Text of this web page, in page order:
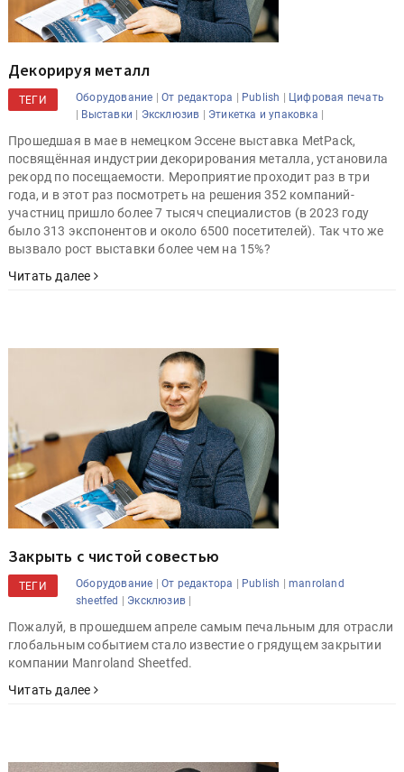
Декорируя металл
ТЕГИ Оборудование |От редактора | Publish | Цифровая печать
| Выставки | Эксклюзив | Этикетка и упаковка |
Прошедшая в мае в немецком Эссене выставка MetPack,
посвящённая индустрии декорирования металла, установила
рекорд по посещаемости. Мероприятие проходит раз в три
года, и в этот раз посмотреть на решения 352 компаний-
участниц пришло более 7 тысяч специалистов (в 2023 году
было 313 экспонентов и около 6500 посетителей). Так что же
вызвало рост выставки более чем на 15%?
Читать далее
Закрыть с чистой совестью
ТЕГИ Оборудование |От редактора | Publish |manroland
sheetfed | Эксклюзив |
Пожалуй, в прошедшем апреле самым печальным для отрасли
глобальным событием стало известие о грядущем закрытии
компании Manroland Sheetfed.
Читать далее